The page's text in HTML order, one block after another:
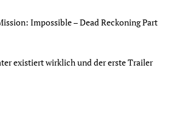
Impossible – Dead Reckoning Part
existiert wirklich und der erste Trailer